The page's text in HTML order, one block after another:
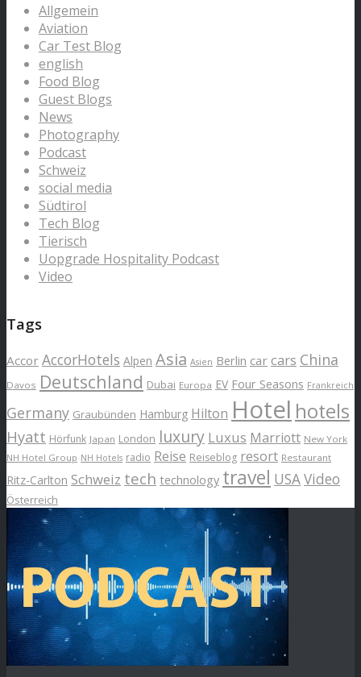
Allgemein
Aviation
Car Test Blog
english
Food Blog
Guest Blogs
News
Photography
Podcast
Schweiz
social media
Südtirol
Tech Blog
Tierisch
Uopgrade Hospitality Podcast
Video
Tags
Accor AccorHotels Alpen Asia Asien Berlin car cars China
Davos Deutschland Dubai Europa EV Four Seasons Frankreich
Germany Graubünden Hamburg Hilton Hotel hotels
Hyatt Hörfunk Japan London luxury Luxus Marriott New York
NH Hotel Group NH Hotels radio Reise Reiseblog resort Restaurant
Ritz-Carlton Schweiz tech technology travel USAVideo
Österreich